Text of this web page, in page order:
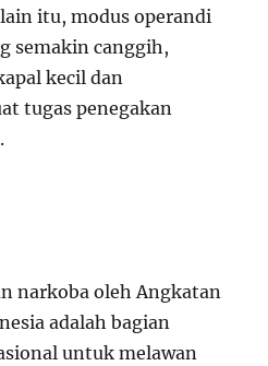
itu, modus operandi
semakin canggih,
kecil dan
tugas penegakan
narkoba oleh Angkatan
adalah bagian
untuk melawan